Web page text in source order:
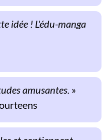
idée ! L'édu-manga
amusantes. »